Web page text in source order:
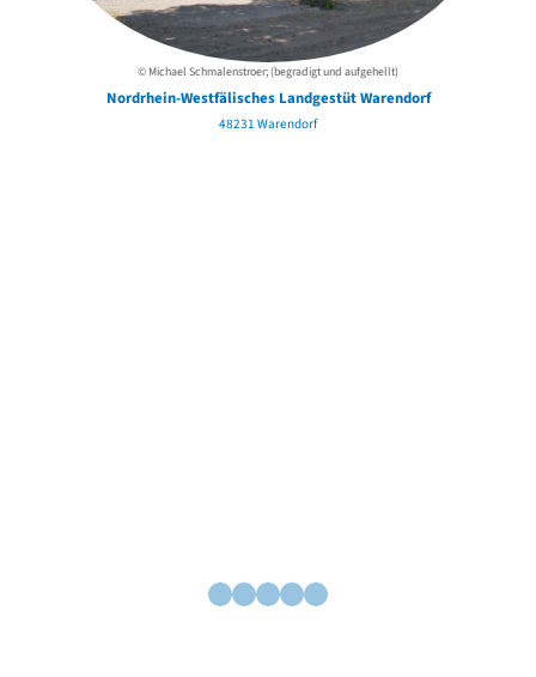
© Michael Schmalenstroer; (begradigt und aufgehellt)
Nordrhein-Westfälisches Landgestüt Warendorf
48231 Warendorf